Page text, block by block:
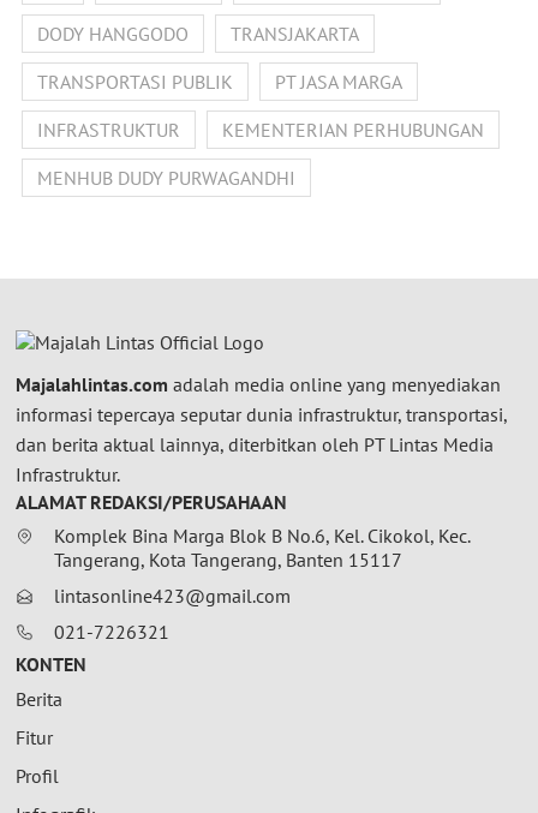
DODY HANGGODO
TRANSJAKARTA
TRANSPORTASI PUBLIK
PT JASA MARGA
INFRASTRUKTUR
KEMENTERIAN PERHUBUNGAN
MENHUB DUDY PURWAGANDHI
Majalahlintas.com adalah media online yang menyediakan
informasi tepercaya seputar dunia infrastruktur, transportasi,
dan berita aktual lainnya, diterbitkan oleh PT Lintas Media
Infrastruktur.
ALAMAT REDAKSI/PERUSAHAAN
Komplek Bina Marga Blok B No.6, Kel. Cikokol, Kec.
Tangerang, Kota Tangerang, Banten 15117
lintasonline423@gmail.com
021-7226321
KONTEN
Berita
Fitur
Profil